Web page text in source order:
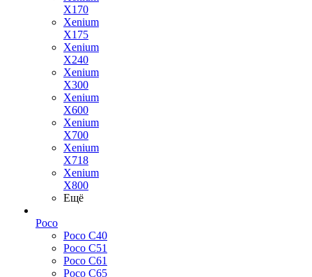
X170
Xenium
X175
Xenium
X240
Xenium
X300
Xenium
X600
Xenium
X700
Xenium
X718
Xenium
X800
Ещё
Poco
Poco C40
Poco C51
Poco C61
Poco C65